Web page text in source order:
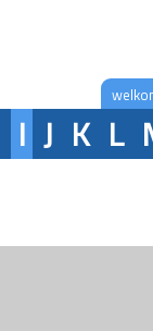
I J K L